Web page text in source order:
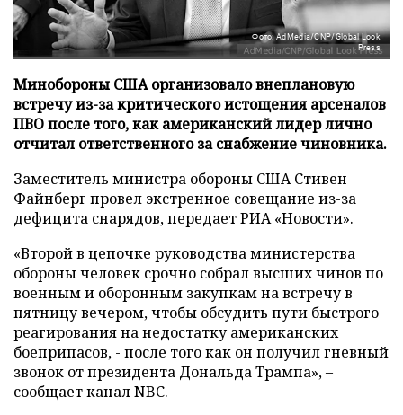
Фото: AdMedia/CNP/Global Look
Press
Минобороны США организовало внеплановую
встречу из-за критического истощения арсеналов
ПВО после того, как американский лидер лично
отчитал ответственного за снабжение чиновника.
Заместитель министра обороны США Стивен
Файнберг провел экстренное совещание из-за
дефицита снарядов, передаетРИА «Новости».
«Второй в цепочке руководства министерства
обороны человек срочно собрал высших чинов по
военным и оборонным закупкам на встречу в
пятницу вечером, чтобы обсудить пути быстрого
реагирования на недостатку американских
боеприпасов, - после того как он получил гневный
звонок от президента Дональда Трампа», –
сообщает канал NBC.